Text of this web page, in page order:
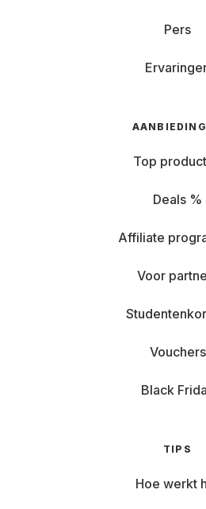
Pers
Top
Deals %
Affiliate
Voor
Vouchers
Black
TIPS
Hoe werkt